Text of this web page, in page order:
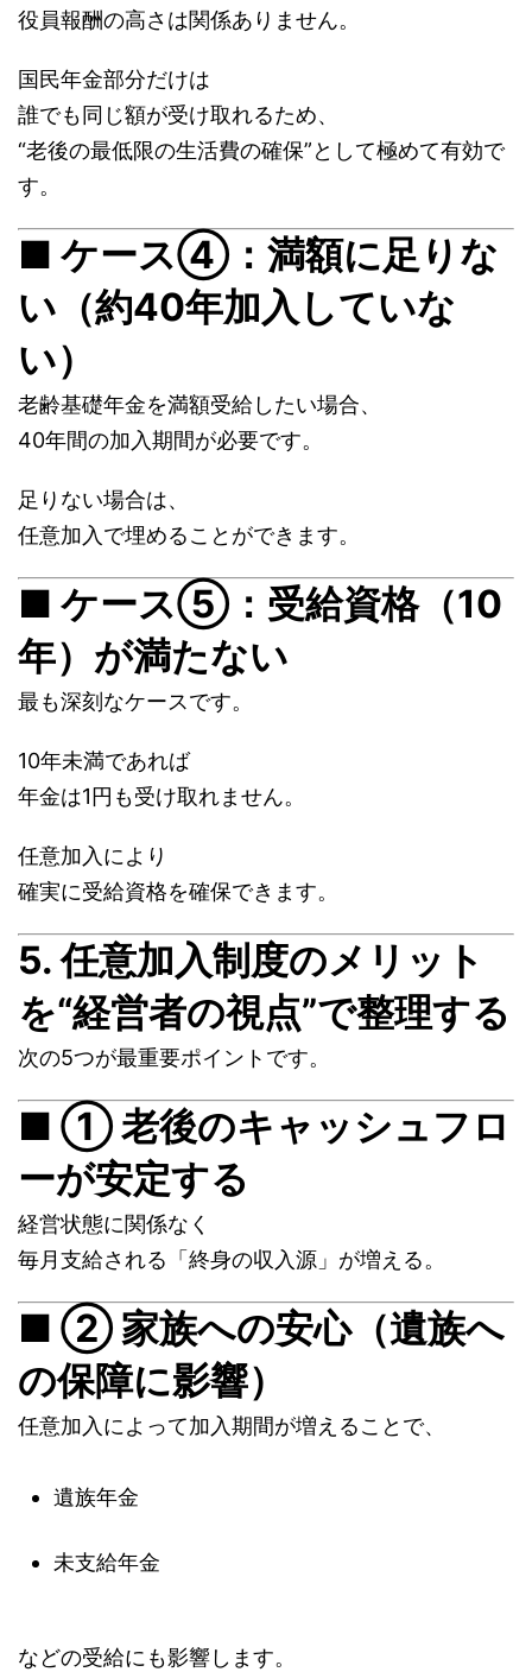
役員報酬の高さは関係ありません。
国民年金部分だけは
誰でも同じ額が受け取れるため、
“老後の最低限の生活費の確保”として極めて有効で
す。
■ ケース④：満額に足りな
い（約40年加入していな
い）
老齢基礎年金を満額受給したい場合、
40年間の加入期間が必要です。
足りない場合は、
任意加入で埋めることができます。
■ ケース⑤：受給資格（10
年）が満たない
最も深刻なケースです。
10年未満であれば
年金は1円も受け取れません。
任意加入により
確実に受給資格を確保できます。
5. 任意加入制度のメリット
を“経営者の視点”で整理する
次の5つが最重要ポイントです。
■ ① 老後のキャッシュフロ
ーが安定する
経営状態に関係なく
毎月支給される「終身の収入源」が増える。
■ ② 家族への安心（遺族へ
の保障に影響）
任意加入によって加入期間が増えることで、
遺族年金
未支給年金
などの受給にも影響します。